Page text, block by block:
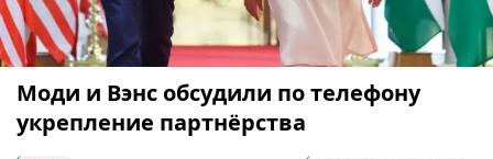
Моди и Вэнс обсудили по телефону
укрепление партнёрства